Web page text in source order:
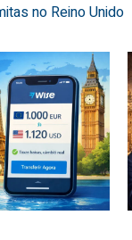
no Reino Unido